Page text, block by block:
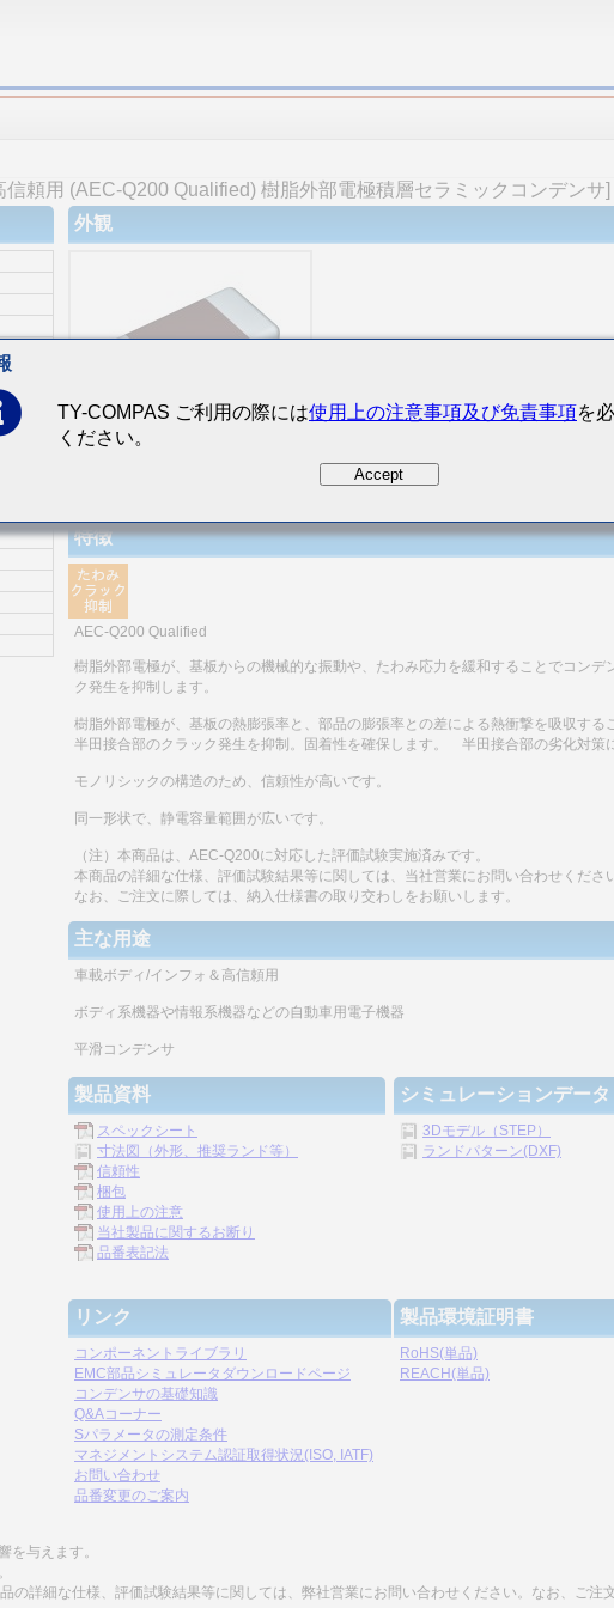
信頼用 (AEC-Q200 Qualified) 樹脂外部電極積層セラミックコンデンサ]
外観
特徴
AEC-Q200 Qualified
樹脂外部電極が、基板からの機械的な振動や、たわみ応力を緩和することでコンデ
ク発生を抑制します。
樹脂外部電極が、基板の熱膨張率と、部品の膨張率との差による熱衝撃を吸収する
半田接合部のクラック発生を抑制。固着性を確保します。 半田接合部の劣化対策
モノリシックの構造のため、信頼性が高いです。
同一形状で、静電容量範囲が広いです。
（注）本商品は、AEC-Q200に対応した評価試験実施済みです。
本商品の詳細な仕様、評価試験結果等に関しては、当社営業にお問い合わせくださ
なお、ご注文に際しては、納入仕様書の取り交わしをお願いします。
主な用途
車載ボディ/インフォ＆高信頼用
ボディ系機器や情報系機器などの自動車用電子機器
平滑コンデンサ
製品資料
スペックシート
寸法図（外形、推奨ランド等）
信頼性
梱包
使用上の注意
当社製品に関するお断り
品番表記法
シミュレーションデータ
3Dモデル（STEP）
ランドパターン(DXF)
リンク
コンポーネントライブラリ
EMC部品シミュレータダウンロードページ
コンデンサの基礎知識
Q&Aコーナー
Sパラメータの測定条件
マネジメントシステム認証取得状況(ISO, IATF)
お問い合わせ
品番変更のご案内
製品環境証明書
RoHS(単品)
REACH(単品)
を与えます。
の詳細な仕様、評価試験結果等に関しては、弊社営業にお問い合わせください。なお、ご注
TY-COMPAS ご利用の際には使用上の注意事項及び免責事項を
ください。
Accept